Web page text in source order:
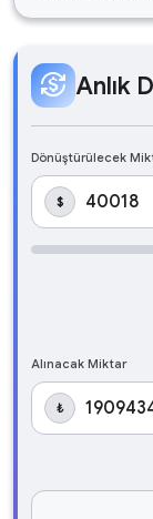
currency_exchange Anlık
Dönüştürülecek
$
Alınacak Miktar
₺